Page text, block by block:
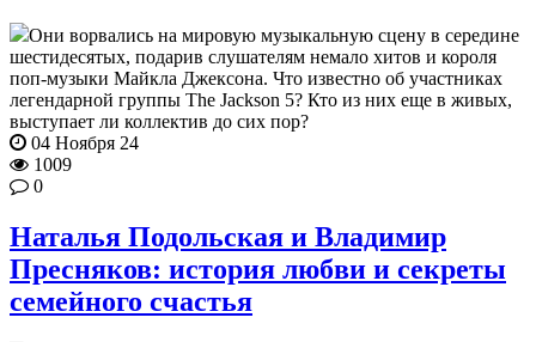
Они ворвались на мировую музыкальную сцену в середине
шестидесятых, подарив слушателям немало хитов и короля
поп-музыки Майкла Джексона. Что известно об участниках
легендарной группы The Jackson 5? Кто из них еще в живых,
выступает ли коллектив до сих пор?
04 Ноября 24
1009
0
Наталья Подольская и Владимир
Пресняков: история любви и секреты
семейного счастья